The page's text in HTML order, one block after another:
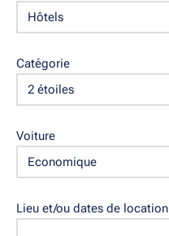
Catégorie
Voiture
Lieu et/ou dates de location